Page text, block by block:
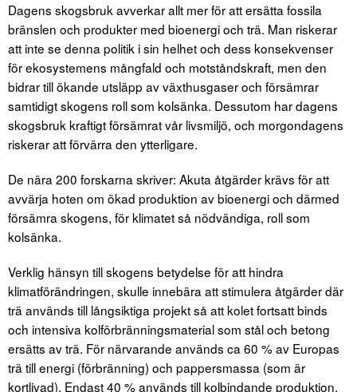
Dagens skogsbruk avverkar allt mer för att ersätta fossila
bränslen och produkter med bioenergi och trä. Man riskerar
att inte se denna politik i sin helhet och dess konsekvenser
för ekosystemens mångfald och motståndskraft, men den
bidrar till ökande utsläpp av växthusgaser och försämrar
samtidigt skogens roll som kolsänka. Dessutom har dagens
skogsbruk kraftigt försämrat vår livsmiljö, och morgondagens
riskerar att förvärra den ytterligare.
De nära 200 forskarna skriver: Akuta åtgärder krävs för att
avvärja hoten om ökad produktion av bioenergi och därmed
försämra skogens, för klimatet så nödvändiga, roll som
kolsänka.
Verklig hänsyn till skogens betydelse för att hindra
klimatförändringen, skulle innebära att stimulera åtgärder där
trä används till långsiktiga projekt så att kolet fortsatt binds
och intensiva kolförbränningsmaterial som stål och betong
ersätts av trä. För närvarande används ca 60 % av Europas
trä till energi (förbränning) och pappersmassa (som är
kortlivad). Endast 40 % används till kolbindande produktion.